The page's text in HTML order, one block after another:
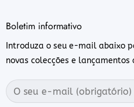
Boletim informativo
Introduza o seu e-mail abaixo
novas colecções e lançamentos